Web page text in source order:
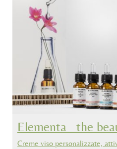
Elementa_ the
Creme viso personalizzate,